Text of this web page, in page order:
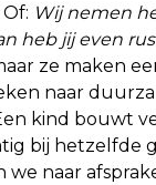
Of: Wij nemen
heb jij even
ze maken
naar
kind bouwt
bij hetzelfde
we naar